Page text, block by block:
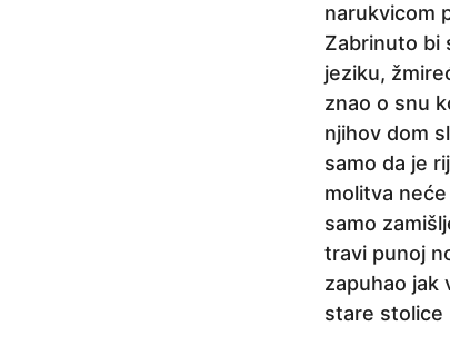
narukvicom
Zabrinuto bi
jeziku,
znao o snu
njihov dom
samo da je
molitva
samo
travi punoj
zapuhao jak
stare stolice